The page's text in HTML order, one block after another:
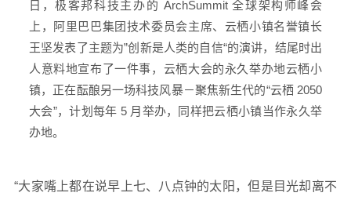
日，极客邦科技主办的 ArchSummit 全球架构师峰会
上，阿里巴巴集团技术委员会主席、云栖小镇名誉镇长
王坚发表了主题为”创新是人类的自信“的演讲，结尾时出
人意料地宣布了一件事，云栖大会的永久举办地云栖小
镇，正在酝酿另一场科技风暴－聚焦新生代的“云栖 2050
大会”，计划每年 5 月举办，同样把云栖小镇当作永久举
办地。
“大家嘴上都在说早上七、八点钟的太阳，但是目光却离不